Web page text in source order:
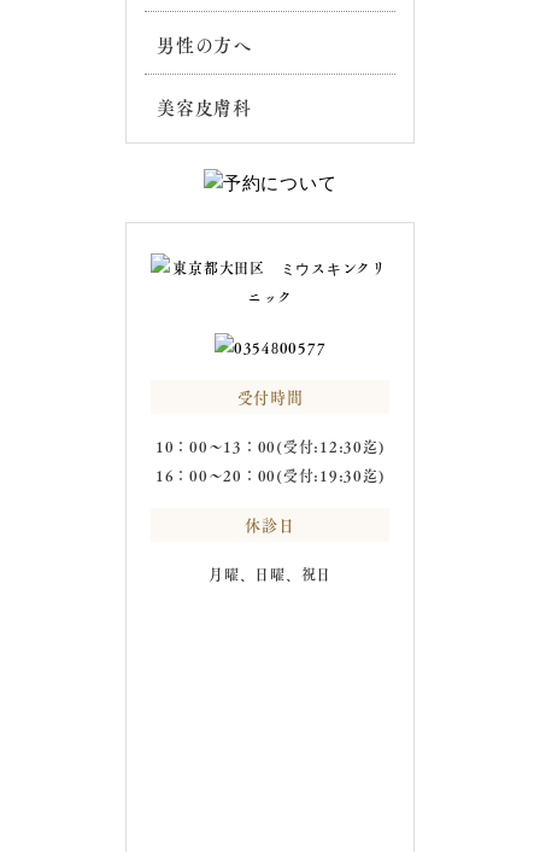
男性の方へ
美容皮膚科
受付時間
10：00～13：00(受付:12:30迄)
16：00～20：00(受付:19:30迄)
休診日
月曜、日曜、祝日